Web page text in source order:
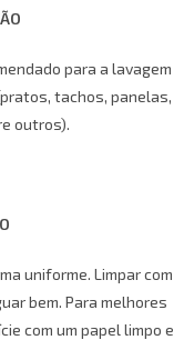
para a lavagem
tachos, panelas,
outros).
uniforme. Limpar com
bem. Para melhores
com um papel limpo e